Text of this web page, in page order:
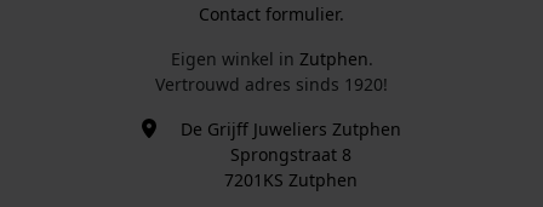
Contact formulier.
Eigen winkel in Zutphen.
Vertrouwd adres sinds 1920!
De Grijff Juweliers Zutphen
Sprongstraat 8
7201KS Zutphen